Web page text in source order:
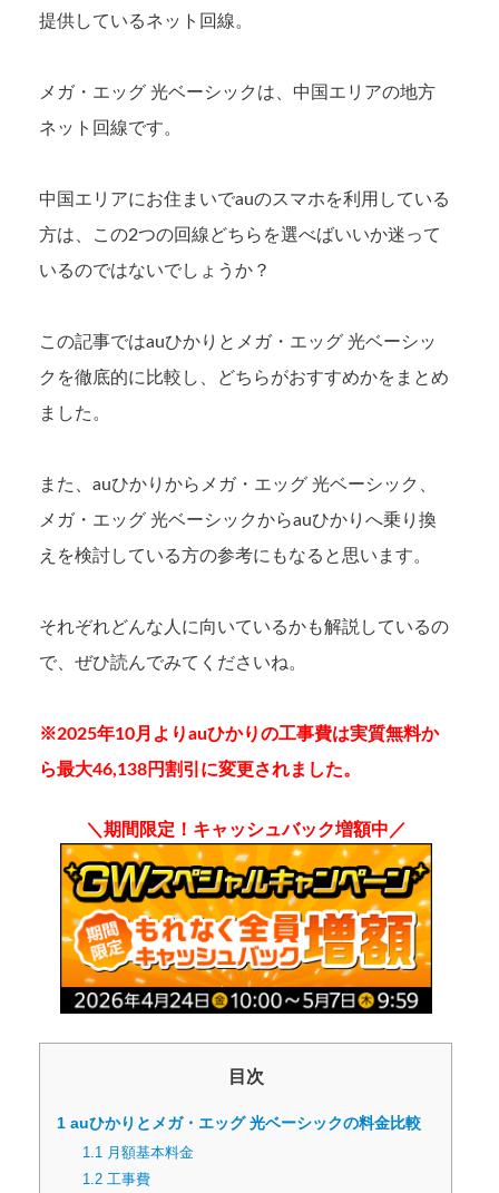
提供しているネット回線。
メガ・エッグ 光ベーシックは、中国エリアの地方
ネット回線です。
中国エリアにお住まいでauのスマホを利用している
方は、この2つの回線どちらを選べばいいか迷って
いるのではないでしょうか？
この記事ではauひかりとメガ・エッグ 光ベーシッ
クを徹底的に比較し、どちらがおすすめかをまとめ
ました。
また、auひかりからメガ・エッグ 光ベーシック、
メガ・エッグ 光ベーシックからauひかりへ乗り換
えを検討している方の参考にもなると思います。
それぞれどんな人に向いているかも解説しているの
で、ぜひ読んでみてくださいね。
※2025年10月よりauひかりの工事費は実質無料か
ら最大46,138円割引に変更されました。
＼期間限定！キャッシュバック増額中／
目次
1 auひかりとメガ・エッグ 光ベーシックの料金比較
1.1
月額基本料金
1.2工事費